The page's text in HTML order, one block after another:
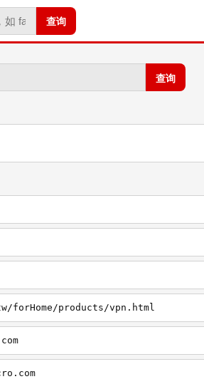
查询
查询
forHome/products/vpn.html